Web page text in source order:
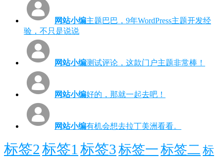
网站小编主题巴巴，9年WordPress主题开发经
验，不只是说说
网站小编测试评论，这款门户主题非常棒！
网站小编好的，那就一起去吧！
网站小编有机会想去拉丁美洲看看。
标签2标签1 标签3标签一标签二标